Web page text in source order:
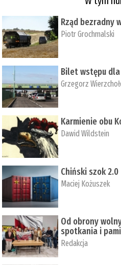
Rząd bezradny
Piotr Grochmalski
Bilet wstępu
Grzegorz
Karmienie obu
Dawid Wildstein
Chiński szok 2.0
Maciej Kożuszek
Od obrony
spotkania i
Redakcja